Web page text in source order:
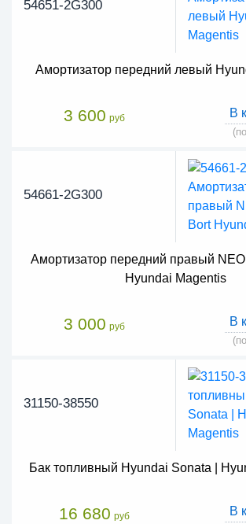
54651-2G300
Амортизатор передний левый
3 600 руб В
54661-2G300
Амортизатор передний правый
Hyundai Magentis
3 000 руб В
31150-38550
Бак топливный Hyundai Sonata |
16 680 руб В